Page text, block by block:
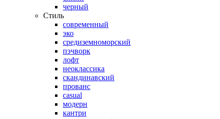
черный
Стиль
современный
эко
средиземноморский
пэчворк
лофт
неоклассика
скандинавский
прованс
casual
модерн
кантри